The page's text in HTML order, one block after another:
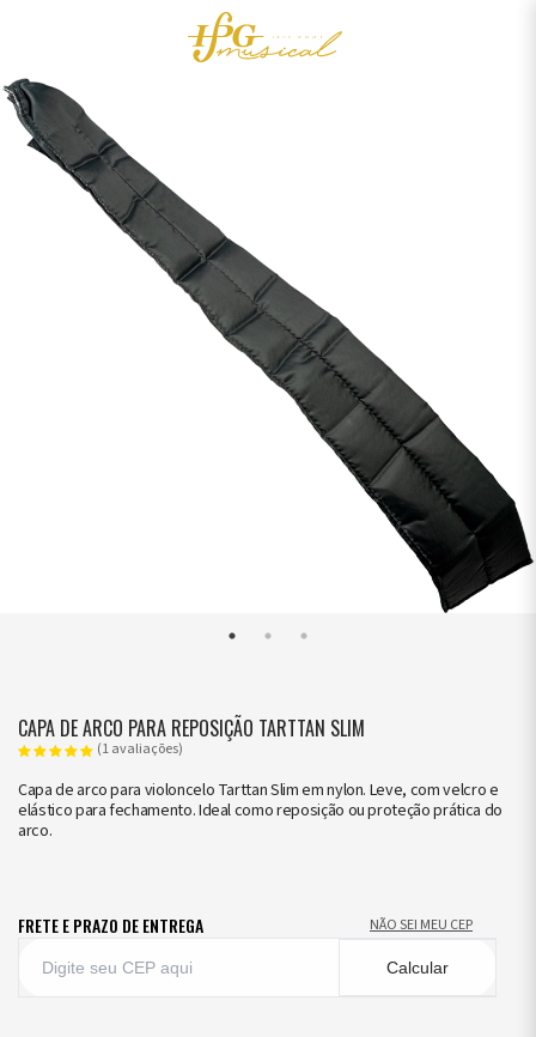
Acessórios
CAPA DE ARCO PARA REPOSIÇÃO TARTTAN SLIM
(1 avaliações)
Capa de arco para violoncelo Tarttan Slim em nylon. Leve, com velcro e
elástico para fechamento. Ideal como reposição ou proteção prática do
arco.
FRETE E PRAZO DE ENTREGA NÃO SEI MEU CEP
Calcular